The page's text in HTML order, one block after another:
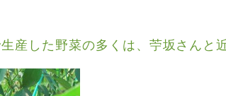
産した野菜の多くは、苧坂さんと